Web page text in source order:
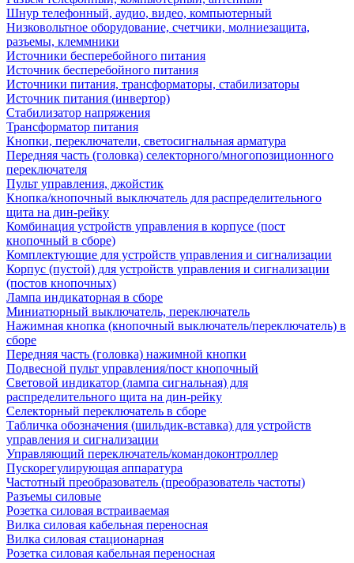
Шнур телефонный, аудио, видео, компьютерный
Низковольтное оборудование, счетчики, молниезащита,
разъемы, клеммники
Источники бесперебойного питания
Источник бесперебойного питания
Источники питания, трансформаторы, стабилизаторы
Источник питания (инвертор)
Стабилизатор напряжения
Трансформатор питания
Кнопки, переключатели, светосигнальная арматура
Передняя часть (головка) селекторного/многопозиционного
переключателя
Пульт управления, джойстик
Кнопка/кнопочный выключатель для распределительного
щита на дин-рейку
Комбинация устройств управления в корпусе (пост
кнопочный в сборе)
Комплектующие для устройств управления и сигнализации
Корпус (пустой) для устройств управления и сигнализации
(постов кнопочных)
Лампа индикаторная в сборе
Миниатюрный выключатель, переключатель
Нажимная кнопка (кнопочный выключатель/переключатель) в
сборе
Передняя часть (головка) нажимной кнопки
Подвесной пульт управления/пост кнопочный
Световой индикатор (лампа сигнальная) для
распределительного щита на дин-рейку
Селекторный переключатель в сборе
Табличка обозначения (шильдик-вставка) для устройств
управления и сигнализации
Управляющий переключатель/командоконтроллер
Пускорегулирующая аппаратура
Частотный преобразователь (преобразователь частоты)
Разъемы силовые
Розетка силовая встраиваемая
Вилка силовая кабельная переносная
Вилка силовая стационарная
Розетка силовая кабельная переносная